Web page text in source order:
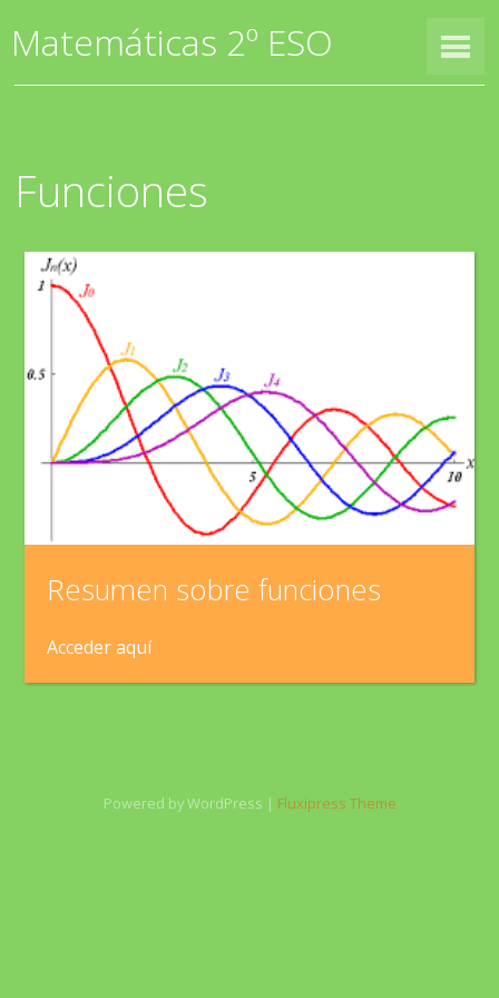
Matemáticas 2º ESO
Funciones
Resumen sobre funciones
Acceder aquí
Powered by WordPress | Fluxipress Theme